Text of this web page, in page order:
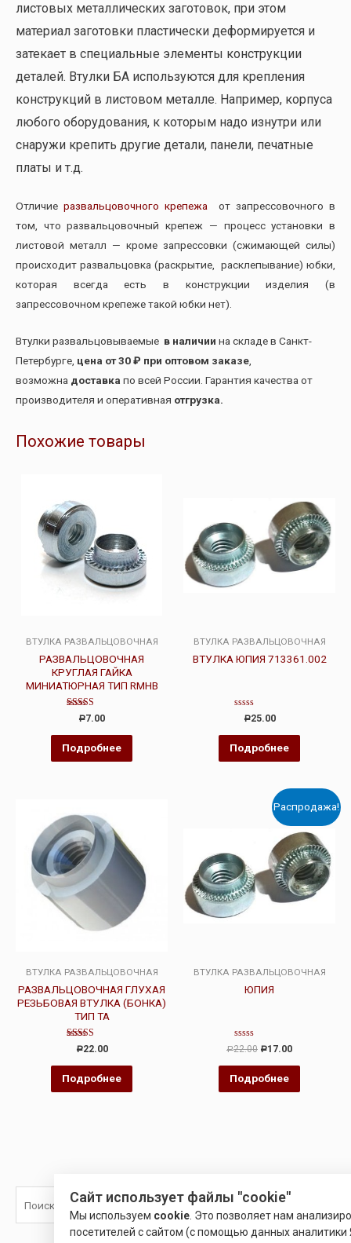
листовых металлических заготовок, при этом
материал заготовки пластически деформируется и
затекает в специальные элементы конструкции
деталей. Втулки БА используются для крепления
конструкций в листовом металле. Например, корпуса
любого оборудования, к которым надо изнутри или
снаружи крепить другие детали, панели, печатные
платы и т.д.
Отличие развальцовочного крепежа от запрессовочного в
том, что развальцовочный крепеж — процесс установки в
листовой металл — кроме запрессовки (сжимающей силы)
происходит развальцовка (раскрытие, расклепывание) юбки,
которая всегда есть в конструкции изделия (в
запрессовочном крепеже такой юбки нет).
Втулки развальцовываемые в наличии на складе в Санкт-
Петербурге, цена от 30 ₽ при оптовом заказе
возможна доставка по всей России. Гарантия качества от
производителя и оперативная отгрузка.
Похожие товары
ВТУЛКА РАЗВАЛЬЦОВОЧНАЯ
РАЗВАЛЬЦОВОЧНАЯ
КРУГЛАЯ ГАЙКА
МИНИАТЮРНАЯ ТИП RMHB
Оценка
5.00
из 5
Р7.00
Подробнее
ВТУЛКА РАЗВАЛЬЦОВОЧНАЯ
ВТУЛКА ЮПИЯ 713361.002
Оценка
из
5
Р25.00
Подробнее
ВТУЛКА РАЗВАЛЬЦОВОЧНАЯ
РАЗВАЛЬЦОВОЧНАЯ ГЛУХАЯ
РЕЗЬБОВАЯ ВТУЛКА (БОНКА)
ТИП ТА
Оценка
4.00
из 5
Р22.00
Подробнее
Распродажа!
ВТУЛКА РАЗВАЛЬЦОВОЧНАЯ
ЮПИЯ
Оценка
0
из
5
Р22.00 Р17.00
Подробнее
Сайт использует файлы "cookie"
Мы используем cookie . Это позволяет нам
посетителей с сайтом (с помощью данных аналитики